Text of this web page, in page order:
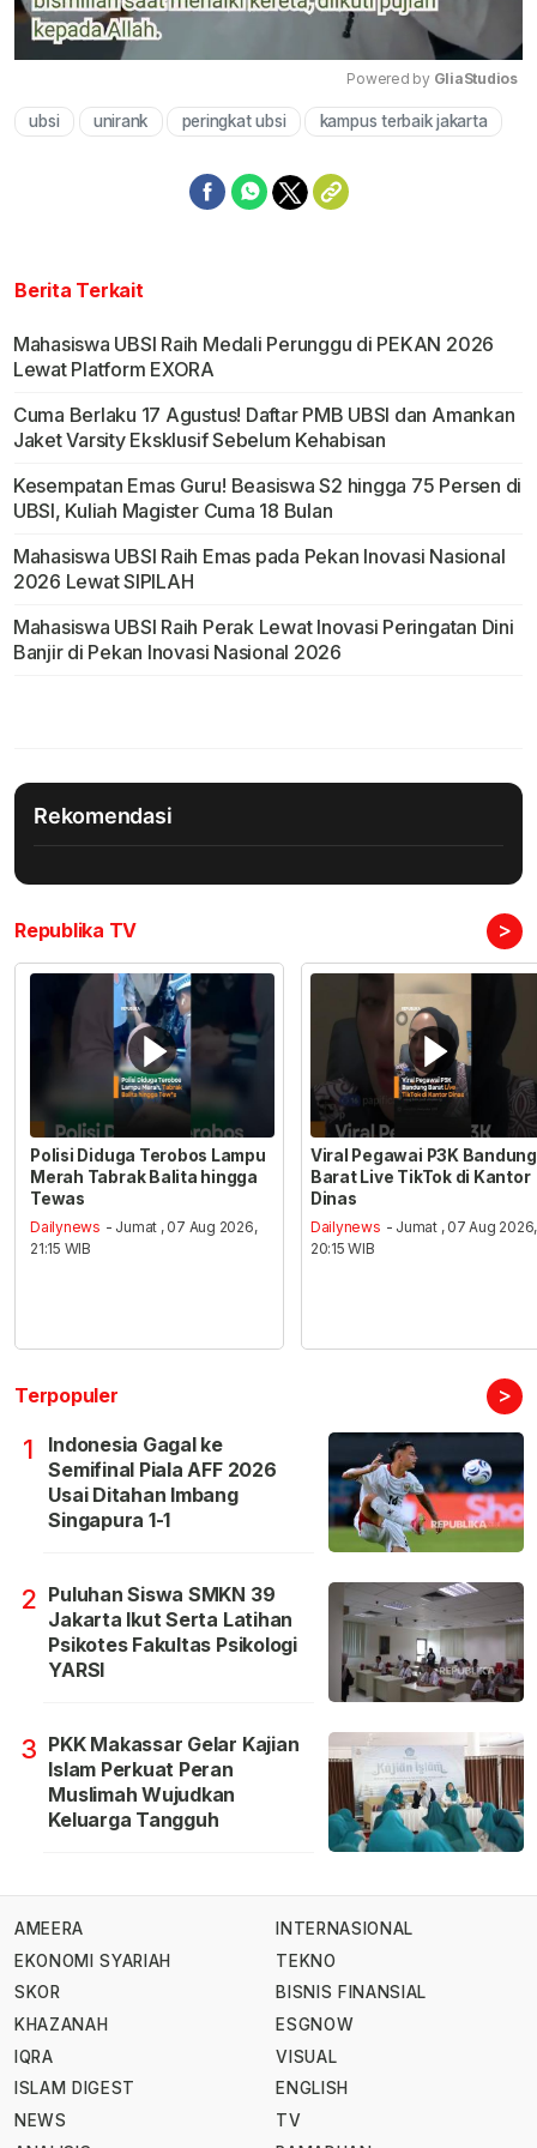
Mute
Powered by GliaStudios
ubsi unirank peringkat ubsi kampus terbaik jakarta
Berita Terkait
Mahasiswa UBSI Raih Medali Perunggu di PEKAN 2026
Lewat Platform EXORA
Cuma Berlaku 17 Agustus! Daftar PMB UBSI dan Amankan
Jaket Varsity Eksklusif Sebelum Kehabisan
Kesempatan Emas Guru! Beasiswa S2 hingga 75 Persen di
UBSI, Kuliah Magister Cuma 18 Bulan
Mahasiswa UBSI Raih Emas pada Pekan Inovasi Nasional
2026 Lewat SIPILAH
Mahasiswa UBSI Raih Perak Lewat Inovasi Peringatan Dini
Banjir di Pekan Inovasi Nasional 2026
Rekomendasi
Republika TV >
Polisi Diduga Terobos Lampu
Merah Tabrak Balita hingga
Tewas
Dailynews - Jumat , 07 Aug 2026,
21:15 WIB
Viral Pegawai P3K Bandung
Barat Live TikTok di Kantor
Dinas
Dailynews - Jumat , 07 Aug 2026,
20:15 WIB
Terpopuler >
1
Indonesia Gagal ke
Semifinal Piala AFF 2026
Usai Ditahan Imbang
Singapura 1-1
2 Puluhan Siswa SMKN 39
Jakarta Ikut Serta Latihan
Psikotes Fakultas Psikologi
YARSI
3 PKK Makassar Gelar Kajian
Islam Perkuat Peran
Muslimah Wujudkan
Keluarga Tangguh
AMEERA
EKONOMI SYARIAH
SKOR
KHAZANAH
IQRA
ISLAM DIGEST
NEWS
INTERNASIONAL
TEKNO
BISNIS FINANSIAL
ESGNOW
VISUAL
ENGLISH
TV